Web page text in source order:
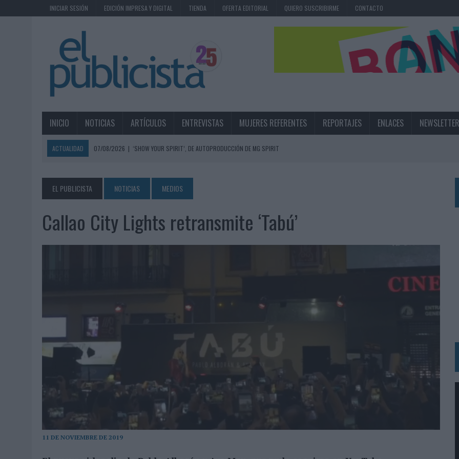
INICIAR SESIÓN EDICIÓN IMPRESA Y DIGITAL TIENDA OFERTA EDITORIAL QUIERO SUSCRIBIRME CONTACTO
INICIO NOTICIAS ARTÍCULOS ENTREVISTAS MUJERES REFERENTES REPORTAJES ENLACES NEWSLETTER
ACTUALIDAD 07/08/2026 | ‘SHOW YOUR SPIRIT’, DE AUTOPRODUCCIÓN DE MG SPIRIT
07/08/2026 | MG SPIRIT RELANZA SU MARCA CON UNA ESTRATEGIA 360º CENTRADA EN EL ORIGEN BARCELONÉS
07/08/2026
PATRÓN CONVIERTE EL NUEVO SINGLE DE ARÓN PIPER EN UNA EXPERIENCIA DE MARCA EN IBIZA
07/08/2026
EL VERANO PONE A PRUEBA LA ESTRATEGIA DIGITAL DE LAS MARCAS
SIETE DE CADA DIEZ EMPRESAS ESPAÑOLAS NO INTEGRAN LA INFANCIA EN SU ESTRATEGIA
06/08/2026
LA TELEVISIÓN SIGUE LIDERANDO EL CONSUMO DE MEDIOS EN VERANO Y SUPERA AL MÓVIL COMO DISPOSITIVO MÁS UTILIZADO
| EL USO DE LA IA GENERATIVA ALCANZA YA AL 62% DE LOS ESPAÑOLES
06/08/2026 | SYSTEM1 NOMBRA A KIMBERLY BASTONI COMO NUEVA DIRECTORA COMERCIAL GLOBAL
06/08/2026 |
LA IA ESTÁ SUBIENDO EL LISTÓN DE LA CREATIVIDAD
BEON WORLDWIDE LANZA RAÍZ URBANA PARA TRANSFORMAR EL PATRIMONIO HISTÓRICO EN ACTIVOS CULTURALES Y ECONÓMICOS
05/08/2026
FABRA COMUNICACIÓN INCORPORA A CASONÁ Y ASUME LA GESTIÓN DE SUS RELACIONES CON LOS MEDIOS
05/08/2026 | LOPESAN HOTELS & RESORTS ACERCA EL PARAÍSO CANARIO EN SU ÚLTIMA CAMPAÑA INTERNACIONAL
EL PUBLICISTA NOTICIAS MEDIOS
Callao City Lights retransmite ‘Tabú’
11 DE NOVIEMBRE DE 2019